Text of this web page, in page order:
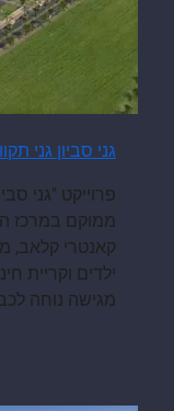
גני סביון גני
פרוייקט "גני
ממוקם במרכז
קאנטרי קלאב,
ילדים וקריית
מגישה נוחה